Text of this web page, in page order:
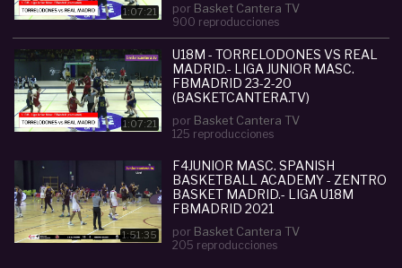
1:07:21 por Basket Cantera TV
900 reproducciones
1:07:21
U18M - TORRELODONES VS REAL
MADRID.- LIGA JUNIOR MASC.
FBMADRID 23-2-20
(BASKETCANTERA.TV)
por Basket Cantera TV
125 reproducciones
1:51:35
F4JUNIOR MASC. SPANISH
BASKETBALL ACADEMY - ZENTRO
BASKET MADRID.- LIGA U18M
FBMADRID 2021
por Basket Cantera TV
205 reproducciones